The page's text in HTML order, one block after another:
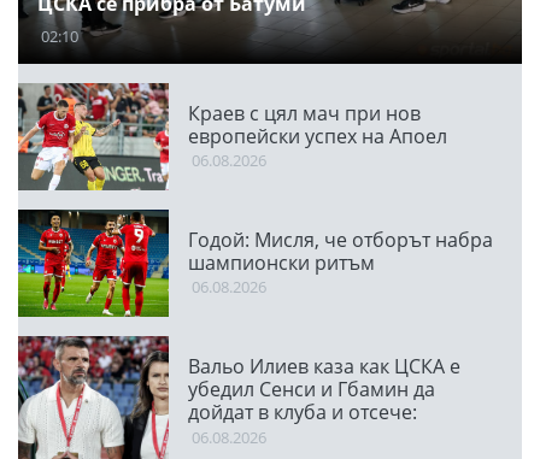
02:10
Краев с цял мач при нов
европейски успех на Апоел
06.08.2026
Годой: Мисля, че отборът набра
шампионски ритъм
06.08.2026
Вальо Илиев каза как ЦСКА е
убедил Сенси и Гбамин да
дойдат в клуба и отсече:
Направихме изключителен
06.08.2026